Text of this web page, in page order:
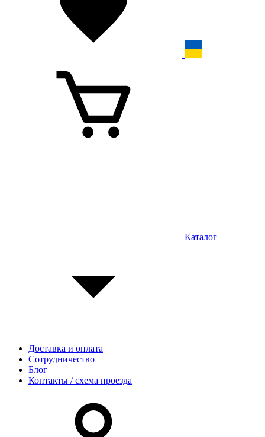
Каталог
Доставка и оплата
Сотрудничество
Блог
Контакты / схема проезда